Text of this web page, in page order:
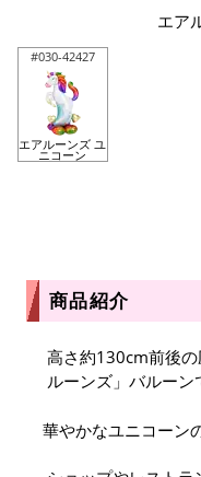
エア
#030-42427
エアルーンズ ユ
ニコーン
商品紹介
高さ約130cm前後
ルーンズ」バルーン
華やかなユニコーン